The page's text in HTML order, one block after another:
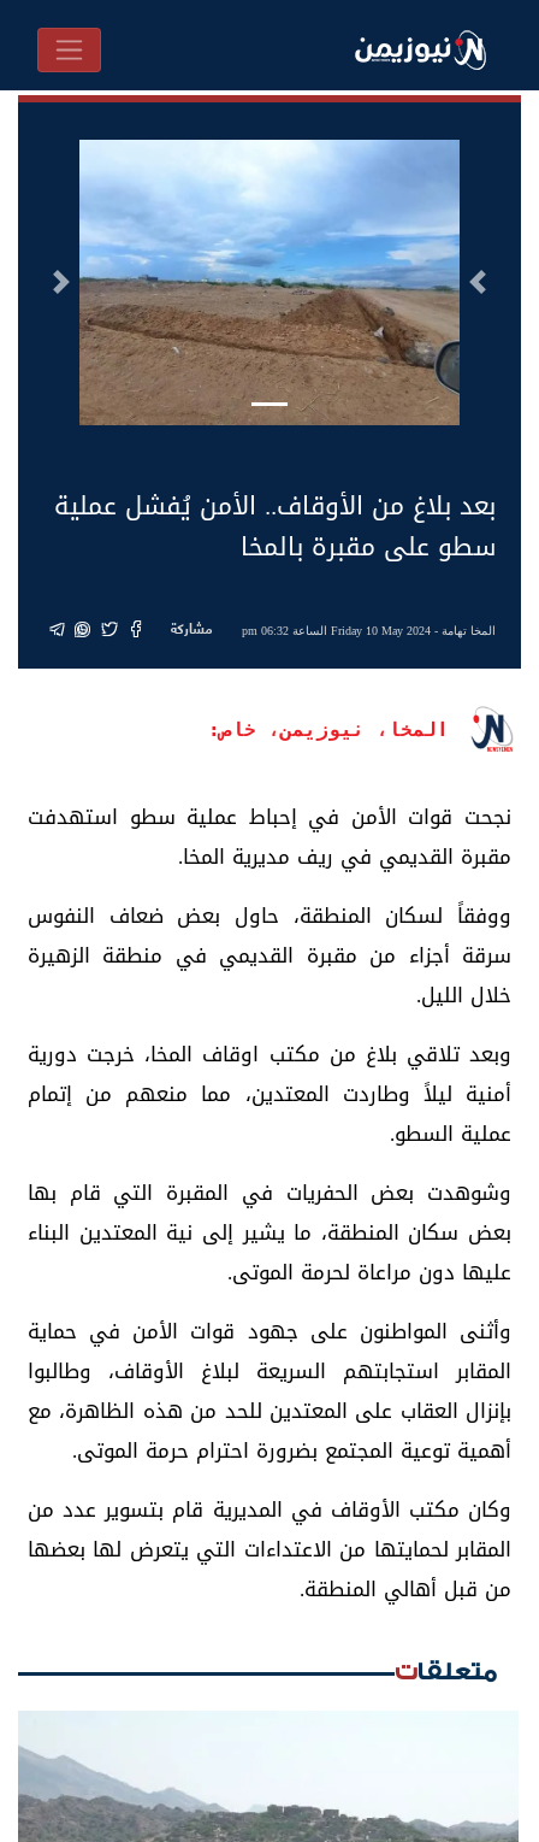
السابق التالى
بعد بلاغ من الأوقاف.. الأمن يُفشل عملية
سطو على مقبرة بالمخا
المخا تهامة- Friday 10 May 2024 الساعة 06:32 pm مشاركة
المخا، نيوزيمن، خاص:
نجحت قوات الأمن في إحباط عملية سطو استهدفت
مقبرة القديمي في ريف مديرية المخا.
ووفقاً لسكان المنطقة، حاول بعض ضعاف النفوس
سرقة أجزاء من مقبرة القديمي في منطقة الزهيرة
خلال الليل.
وبعد تلاقي بلاغ من مكتب اوقاف المخا، خرجت دورية
أمنية ليلاً وطاردت المعتدين، مما منعهم من إتمام
عملية السطو.
وشوهدت بعض الحفريات في المقبرة التي قام بها
بعض سكان المنطقة، ما يشير إلى نية المعتدين البناء
عليها دون مراعاة لحرمة الموتى.
وأثنى المواطنون على جهود قوات الأمن في حماية
المقابر استجابتهم السريعة لبلاغ الأوقاف، وطالبوا
بإنزال العقاب على المعتدين للحد من هذه الظاهرة، مع
أهمية توعية المجتمع بضرورة احترام حرمة الموتى.
وكان مكتب الأوقاف في المديرية قام بتسوير عدد من
المقابر لحمايتها من الاعتداءات التي يتعرض لها بعضها
من قبل أهالي المنطقة.
متعلقات